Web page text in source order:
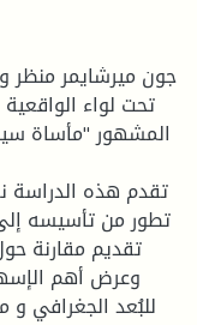
جون ميرشايمر منظر
تحت لواء الواقعية
المشهور "مأساة
تقدم هذه الدراسة
تطور من تأسيسه إلى
تقديم مقارنة
وعرض أهم
للبُعد الجغرافي